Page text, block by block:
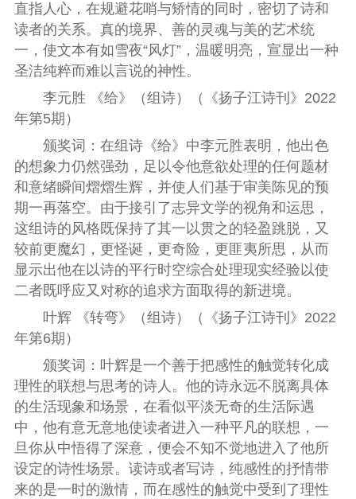
直指人心，在规避花哨与矫情的同时，密切了诗和
读者的关系。真的境界、善的灵魂与美的艺术统
一，使文本有如雪夜“风灯”，温暖明亮，宣显出一种
圣洁纯粹而难以言说的神性。
李元胜
《给》 （组诗） （
《扬子江诗刊》2022
年第5期 ）
颁奖词： 在组诗《给》中李元胜表明，他出色
的想象力仍然强劲，足以令他意欲处理的任何题材
和意绪瞬间熠熠生辉，并使人们基于审美陈见的预
期一再落空。由于接引了志异文学的视角和运思，
这组诗的风格既保持了其一以贯之的轻盈跳脱，又
较前更魔幻，更怪诞，更奇险，更匪夷所思，从而
显示出他在以诗的平行时空综合处理现实经验以使
二者既呼应又对称的追求方面取得的新进境。
叶辉
《转弯》 （组诗） （
《扬子江诗刊》2022
年第6期 ）
颁奖词： 叶辉是一个善于把感性的触觉转化成
理性的联想与思考的诗人。他的诗永远不脱离具体
的生活现象和场景，在看似平淡无奇的生活际遇
中，他有意无意地使读者进入一种平凡的联想，一
旦你从中悟得了深意，便会不知不觉地进入了他所
设定的诗性场景。读诗或者写诗，纯感性的抒情带
来的是一时的激情，而在感性的触觉中受到了理性